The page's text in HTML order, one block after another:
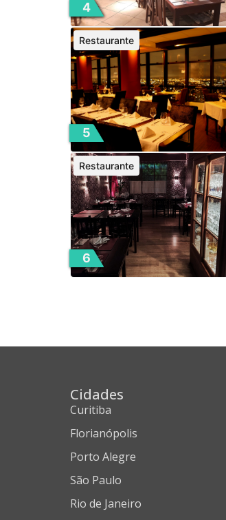
4
5
Restaurante
6
Restaurante
Cidades
Curitiba
Florianópolis
Porto Alegre
São Paulo
Rio de Janeiro